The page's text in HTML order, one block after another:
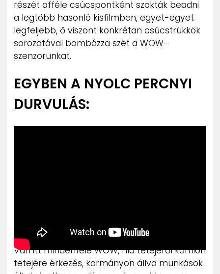
részét afféle csúcspontként szokták beadni
a legtöbb hasonló kisfilmben, egyet-egyet
legfeljebb, ő viszont konkrétan csúcstrükkök
sorozatával bombázza szét a WOW-
szenzorunkat.
EGYBEN A NYOLC PERCNYI
DURVULÁS:
Van itt mindenféle WOW, híd tetejéről kamion
tetejére érkezés, kormányon állva munkások